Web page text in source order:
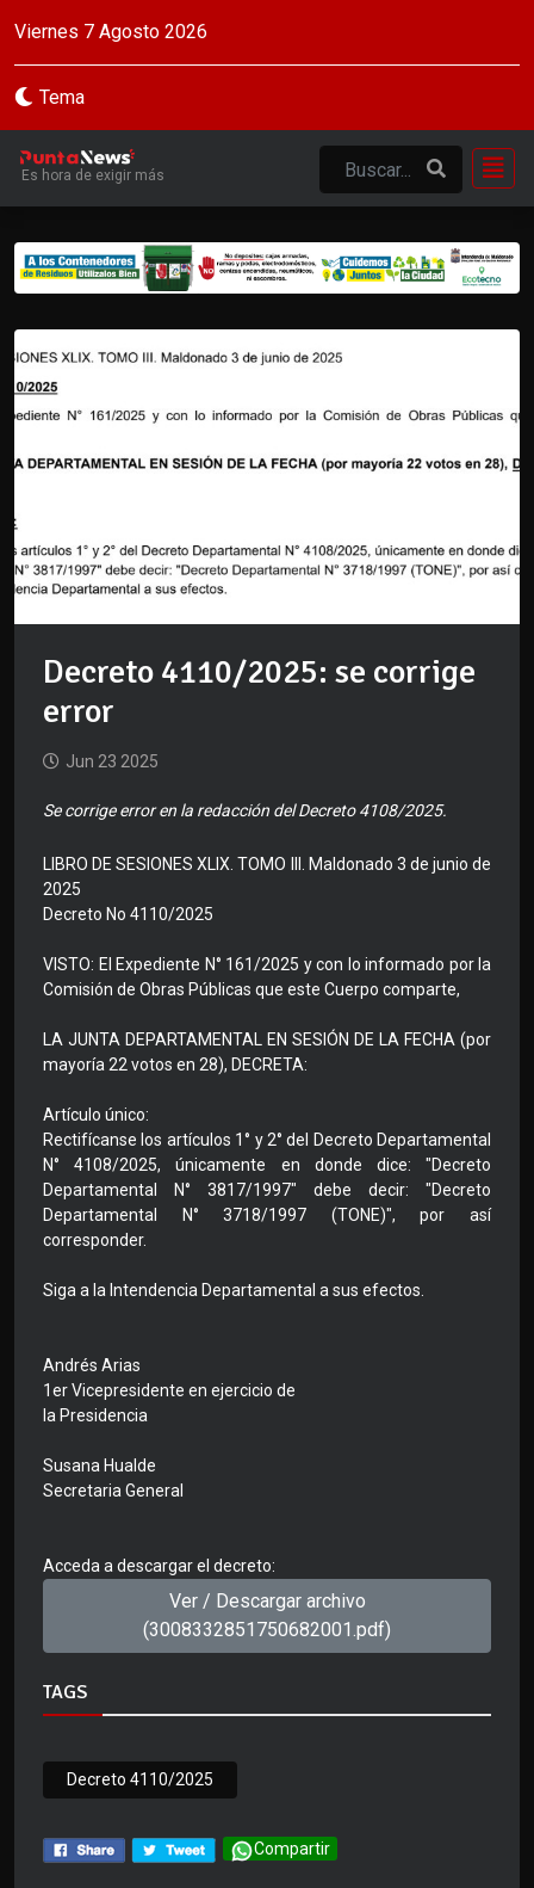
Viernes 7 Agosto 2026
Tema
Es hora de exigir más
Decreto 4110/2025: se corrige
error
Jun 23 2025
Se corrige error en la redacción del Decreto 4108/2025.
LIBRO DE SESIONES XLIX. TOMO III. Maldonado 3 de junio de
2025
Decreto No 4110/2025
VISTO: El Expediente N° 161/2025 y con lo informado por la
Comisión de Obras Públicas que este Cuerpo comparte,
LA JUNTA DEPARTAMENTAL EN SESIÓN DE LA FECHA (por
mayoría 22 votos en 28), DECRETA:
Artículo único:
Rectifícanse los artículos 1° y 2° del Decreto Departamental
N° 4108/2025, únicamente en donde dice: "Decreto
Departamental N° 3817/1997" debe decir: "Decreto
Departamental N° 3718/1997 (TONE)", por así
corresponder.
Siga a la Intendencia Departamental a sus efectos.
Andrés Arias
1er Vicepresidente en ejercicio de
la Presidencia
Susana Hualde
Secretaria General
Acceda a descargar el decreto:
Ver / Descargar archivo
(3008332851750682001.pdf)
TAGS
Decreto 4110/2025
Compartir